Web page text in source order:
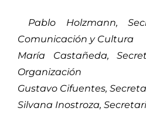
Pablo Holzmann,
Comunicación y Cultura
María Castañeda,
Organización
Gustavo Cifuentes,
Silvana Inostroza,